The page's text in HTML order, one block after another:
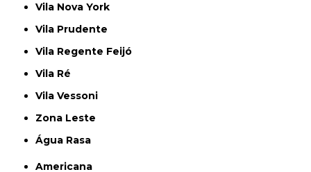
Vila Nova York
Vila Prudente
Vila Regente Feijó
Vila Ré
Vila Vessoni
Zona Leste
Água Rasa
Americana